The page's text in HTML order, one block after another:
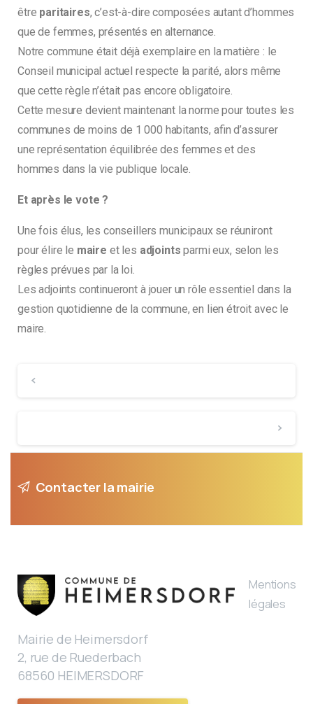
être paritaires, c’est-à-dire composées autant d’hommes
que de femmes, présentés en alternance.
Notre commune était déjà exemplaire en la matière : le
Conseil municipal actuel respecte la parité, alors même
que cette règle n’était pas encore obligatoire.
Cette mesure devient maintenant la norme pour toutes les
communes de moins de 1 000 habitants, afin d’assurer
une représentation équilibrée des femmes et des
hommes dans la vie publique locale.
Et après le vote ?
Une fois élus, les conseillers municipaux se réuniront
pour élire le maire et les adjoints parmi eux, selon les
règles prévues par la loi.
Les adjoints continueront à jouer un rôle essentiel dans la
gestion quotidienne de la commune, en lien étroit avec le
maire.
Contacter la mairie
Mairie de Heimersdorf
2, rue de Ruederbach
68560 HEIMERSDORF
Mentions
légales